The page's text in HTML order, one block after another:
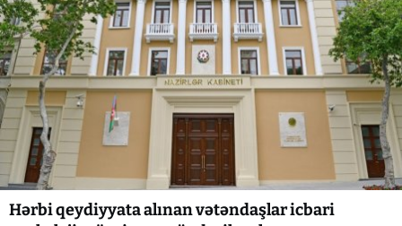
Hərbi qeydiyyata alınan vətəndaşlar icbari